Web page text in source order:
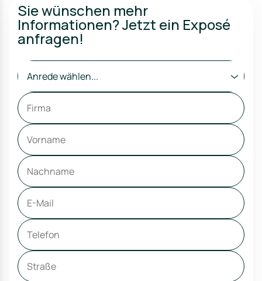
Sie wünschen mehr
Informationen? Jetzt ein Exposé
anfragen!
Anrede wählen...